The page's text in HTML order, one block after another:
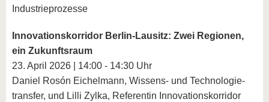
Industrieprozesse
Innovationskorridor Berlin-Lausitz: Zwei Regionen,
ein Zukunftsraum
23. April 2026 | 14:00 - 14:30 Uhr
Daniel Rosón Eichelmann, Wissens- und Technologie-
transfer, und Lilli Zylka, Referentin Innovationskorridor